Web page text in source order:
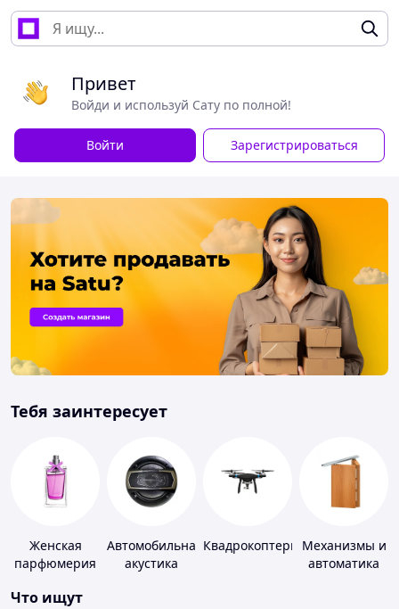
Привет
Войди и используй Сату по полной!
Войти Зарегистрироваться
Тебя заинтересует
Женская
парфюмерия
Автомобильная
акустика
Квадрокоптеры
Механизмы и
автоматика
Что ищут